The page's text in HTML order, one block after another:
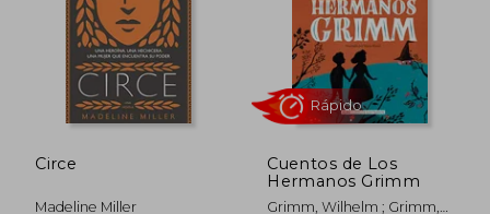
10%
dcto.
S/ 90,00
S/ 81,00
14%
dcto.
Circe
Madeline Miller
Cuentos de Los
Hermanos Grimm
Grimm, Wilhelm ; Grimm,